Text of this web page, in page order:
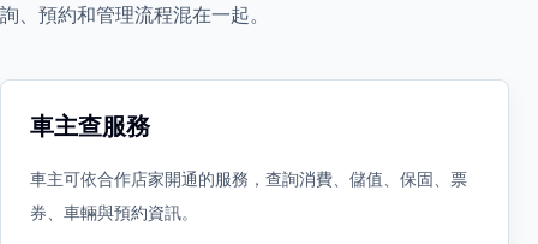
詢、預約和管理流程混在一起。
車主查服務
車主可依合作店家開通的服務，查詢消費、儲值、保固、票
券、車輛與預約資訊。